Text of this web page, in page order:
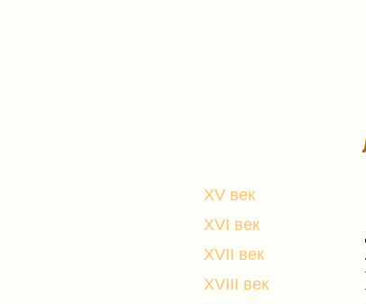
XV век
XVI век
XVII век
XVIII век